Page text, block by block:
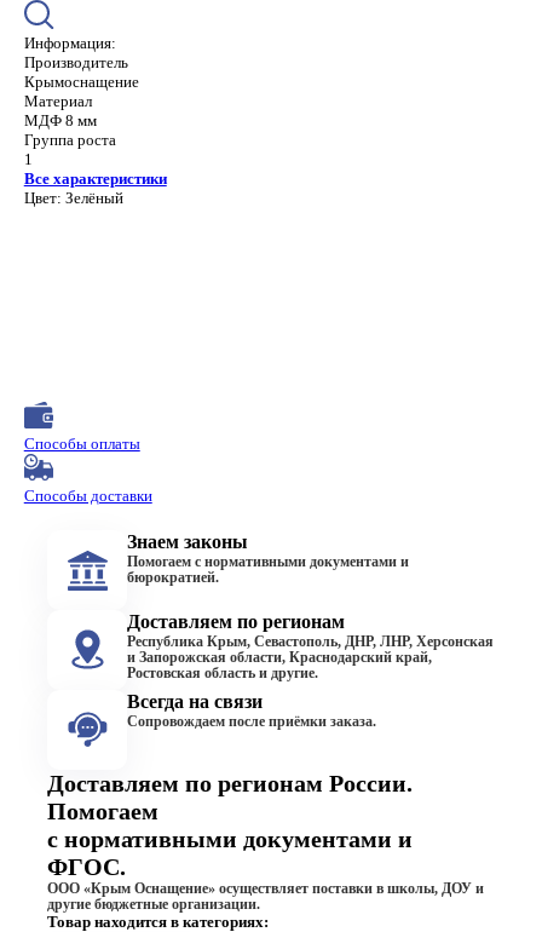
Информация:
Производитель
Крымоснащение
Материал
МДФ 8 мм
Группа роста
1
Все характеристики
Цвет: Зелёный
Способы оплаты
Способы доставки
Знаем законы
Помогаем с нормативными документами и
бюрократией.
Доставляем по регионам
Республика Крым, Севастополь, ДНР, ЛНР, Херсонская
и Запорожская области, Краснодарский край,
Ростовская область и другие.
Всегда на связи
Сопровождаем после приёмки заказа.
Доставляем по регионам России.
Помогаем
с нормативными документами и
ФГОС.
ООО «Крым Оснащение» осуществляет поставки в школы, ДОУ и
другие бюджетные организации.
Товар находится в категориях: